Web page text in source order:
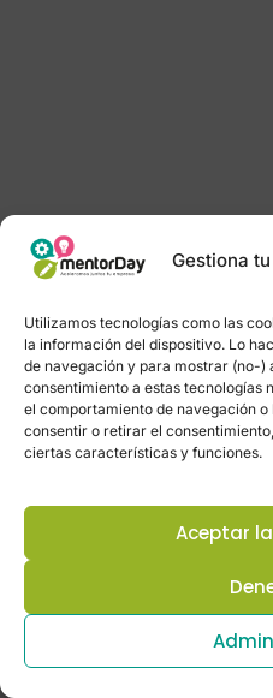
Gestiona
Utilizamos tecnologías como las
la información del dispositivo. Lo
de navegación y para mostrar (no-)
consentimiento a estas tecnologías
el comportamiento de navegación o
consentir o retirar el
ciertas características y funciones.
Aceptar